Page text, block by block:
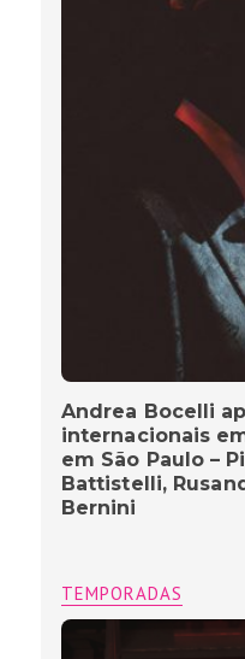
Andrea Bocelli
internacionais
em São Paulo –
Battistelli,
Bernini
TEMPORADAS